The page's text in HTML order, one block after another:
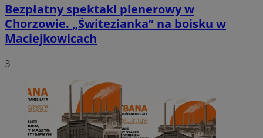
Bezpłatny spektakl plenerowy w
Chorzowie. „Świtezianka” na boisku w
Maciejkowicach
3